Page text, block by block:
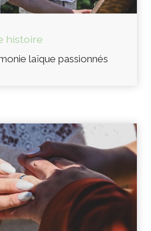
histoire
laïque passionnés